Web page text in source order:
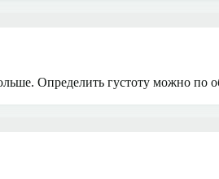
Определить густоту можно по